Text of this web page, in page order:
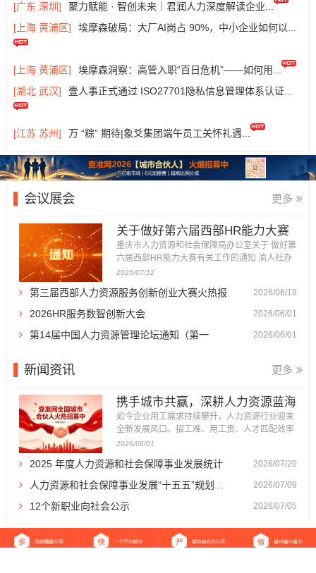
[广东 深圳]
聚力赋能 · 智创未来｜君润人力深度解读企业...
[上海 黄浦区]
埃摩森破局：大厂AI岗占 90%，中小企业如何以...
[上海 黄浦区]
埃摩森洞察：高管入职“百日危机”——如何用...
[湖北 武汉]
壹人事正式通过 ISO27701隐私信息管理体系认证...
[江苏 苏州] 万 “粽” 期待|象爻集团端午员工关怀礼遇...
会议展会 更多
关于做好第六届西部HR能力大赛
有关工作的通知...
重庆市人力资源和社会保障局办公室关于 做好第
六届西部HR能力大赛有关工作的通知 渝人社办
〔2026〕86号 各区县（自治县）人力社保局，
区人力社保局，市级各部门人事（干部）处，有
关企事业单位人力资源部门： 为深入贯彻落实成
渝地区双城经济圈建设战略部署，...
2026/07/12
第三届西部人力资源服务创新创业大赛火热报
名...
2026/06/18
2026HR服务数智创新大会 2026/06/01
第14届中国人力资源管理论坛通知（第一
2026/06/01
新闻资讯 更多
携手城市共赢，深耕人力资源蓝海
｜查准网全国...
如今企业用工需求持续攀升，人力资源行业迎来
全新发展风口。招工难、用工贵、人才匹配效率
低，成为万千企业发展的痛点，也催生了体量庞
市场布局，深耕区域服务生态，查准网正式面向
全国各城市招募城市合伙人。我们以平台流量、
品牌、运营体系为支撑，诚邀本...
2026/06/01
2025 年度人力资源和社会保障事业发展统计
公报...
2026/07/20
人力资源和社会保障事业发展“十五五”规划... 2026/07/09
12个新职业向社会公示 2026/07/05